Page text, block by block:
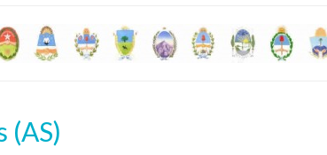
(AS)